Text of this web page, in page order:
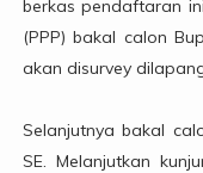
berkas pendaftaran
(PPP) bakal calon
akan disurvey
Selanjutnya bakal
SE. Melanjutkan